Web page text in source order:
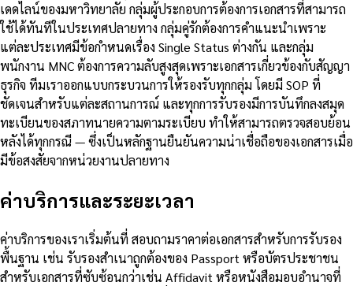
เดดไลน์ของมหาวิทยาลัย กลุ่มผู้ประกอบการต้องการเอกสารที่สามารถ
ใช้ได้ทันทีในประเทศปลายทาง กลุ่มคู่รักต้องการคำแนะนำเพราะ
แต่ละประเทศมีข้อกำหนดเรื่อง Single Status ต่างกัน และกลุ่ม
พนักงาน MNC ต้องการความลับสูงสุดเพราะเอกสารเกี่ยวข้องกับสัญญา
ธุรกิจ ทีมเราออกแบบกระบวนการให้รองรับทุกกลุ่ม โดยมี SOP ที่
ชัดเจนสำหรับแต่ละสถานการณ์ และทุกการรับรองมีการบันทึกลงสมุด
ทะเบียนของสภาทนายความตามระเบียบ ทำให้สามารถตรวจสอบย้อน
หลังได้ทุกกรณี — ซึ่งเป็นหลักฐานยืนยันความน่าเชื่อถือของเอกสารเมื่อ
มีข้อสงสัยจากหน่วยงานปลายทาง
ค่าบริการและระยะเวลา
ค่าบริการของเราเริ่มต้นที่ สอบถามราคาต่อเอกสารสำหรับการรับรอง
พื้นฐาน เช่น รับรองสำเนาถูกต้องของ Passport หรือบัตรประชาชน
สำหรับเอกสารที่ซับซ้อนกว่าเช่น Affidavit หรือหนังสือมอบอำนาจที่